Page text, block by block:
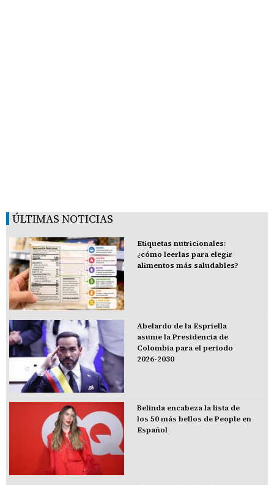
ÚLTIMAS NOTICIAS
Etiquetas nutricionales:
¿cómo leerlas para elegir
alimentos más saludables?
Abelardo de la Espriella
asume la Presidencia de
Colombia para el periodo
2026-2030
Belinda encabeza la lista de
los 50 más bellos de People en
Español